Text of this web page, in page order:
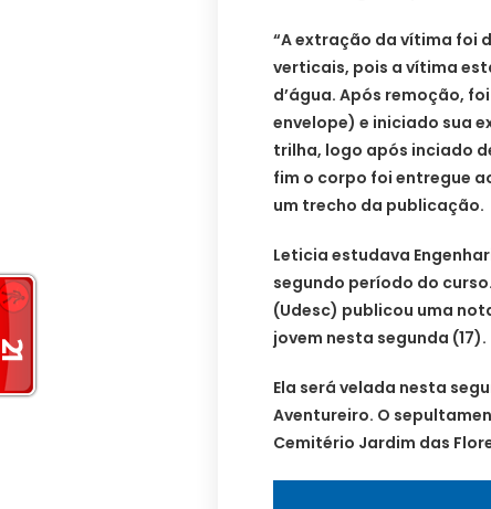
“A extração da vítima foi
verticais, pois a vítima
d’água. Após remoção,
envelope) e iniciado sua
trilha, logo após inciado
fim o corpo foi entregue
um trecho da publicação.
Leticia estudava
segundo período do
(Udesc) publicou uma
jovem nesta segunda (17).
Ela será velada nesta
Aventureiro. O
Cemitério Jardim das